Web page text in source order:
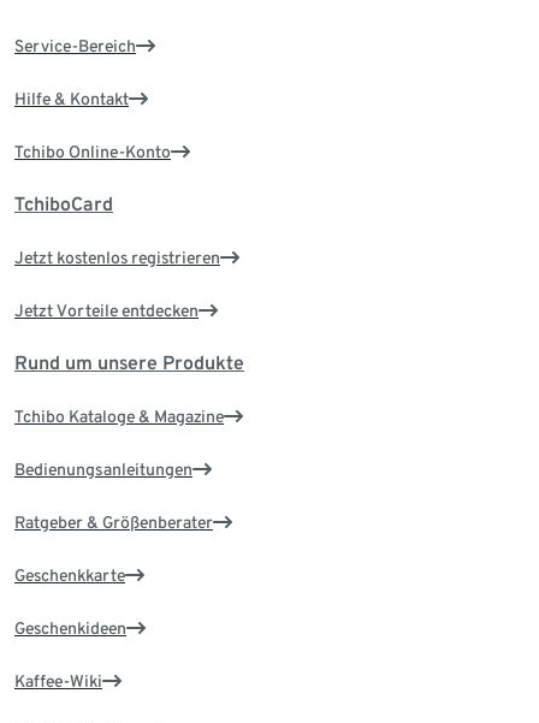
Service-Bereich
Hilfe & Kontakt
Tchibo Online-Konto
TchiboCard
Jetzt kostenlos registrieren
Jetzt Vorteile entdecken
Rund um unsere Produkte
Tchibo Kataloge & Magazine
Bedienungsanleitungen
Ratgeber & Größenberater
Geschenkkarte
Geschenkideen
Kaffee-Wiki